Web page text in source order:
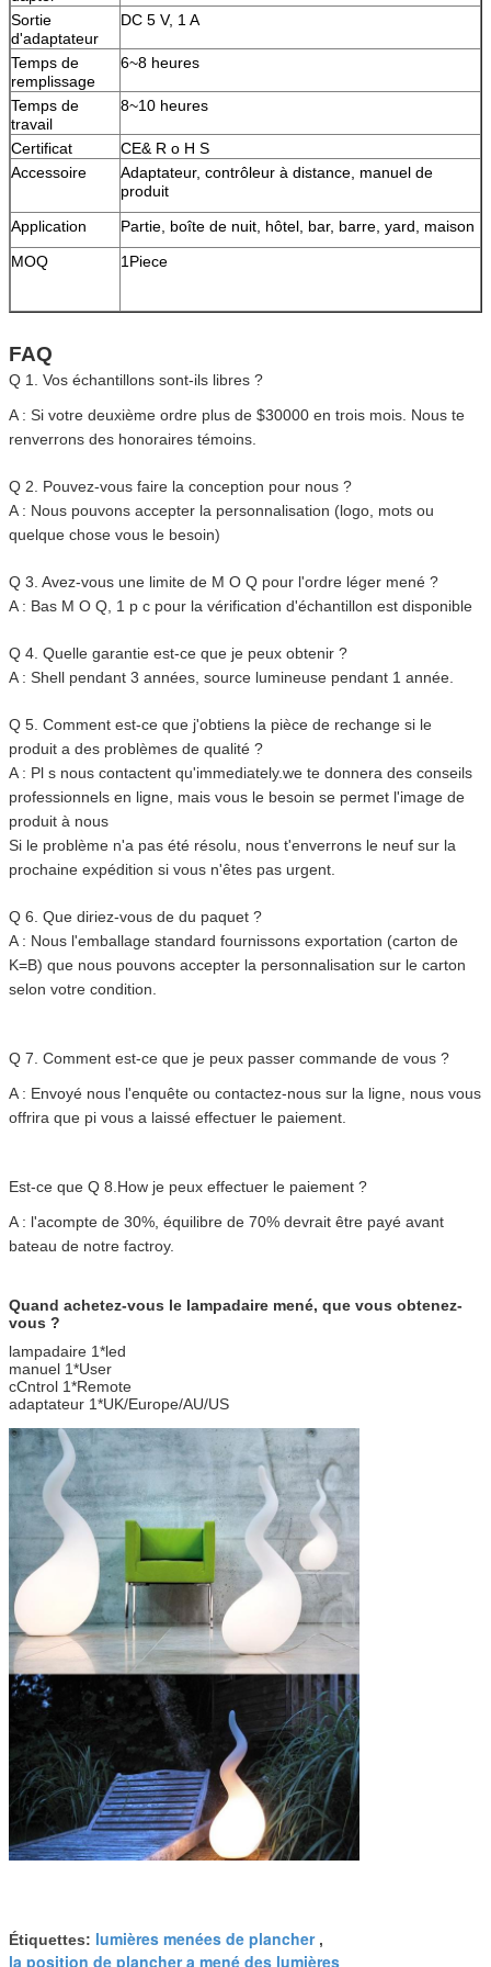
Sortie
d'adaptateur
DC 5 V, 1 A
Temps de
remplissage
6~8 heures
Temps de
travail
8~10 heures
Certificat
CE& R o H S
Accessoire
Adaptateur, contrôleur à distance, manuel de
produit
Application
Partie, boîte de nuit, hôtel, bar, barre, yard, maison
MOQ
1Piece
FAQ
Q 1. Vos échantillons sont-ils libres ?
A : Si votre deuxième ordre plus de $30000 en trois mois. Nous te
renverrons des honoraires témoins.
Q 2. Pouvez-vous faire la conception pour nous ?
A : Nous pouvons accepter la personnalisation (logo, mots ou
quelque chose vous le besoin)
Q 3. Avez-vous une limite de M O Q pour l'ordre léger mené ?
A : Bas M O Q, 1 p c pour la vérification d'échantillon est disponible
Q 4. Quelle garantie est-ce que je peux obtenir ?
A : Shell pendant 3 années, source lumineuse pendant 1 année.
Q 5. Comment est-ce que j'obtiens la pièce de rechange si le
produit a des problèmes de qualité ?
A : Pl s nous contactent qu'immediately.we te donnera des conseils
professionnels en ligne, mais vous le besoin se permet l'image de
produit à nous
Si le problème n'a pas été résolu, nous t'enverrons le neuf sur la
prochaine expédition si vous n'êtes pas urgent.
Q 6. Que diriez-vous de du paquet ?
A : Nous l'emballage standard fournissons exportation (carton de
K=B) que nous pouvons accepter la personnalisation sur le carton
selon votre condition.
Q 7. Comment est-ce que je peux passer commande de vous ?
A : Envoyé nous l'enquête ou contactez-nous sur la ligne, nous vous
offrira que pi vous a laissé effectuer le paiement.
Est-ce que Q 8.How je peux effectuer le paiement ?
A : l'acompte de 30%, équilibre de 70% devrait être payé avant
bateau de notre factroy.
Quand achetez-vous le lampadaire mené, que vous obtenez-
vous ?
lampadaire 1*led
manuel 1*User
cCntrol 1*Remote
adaptateur 1*UK/Europe/AU/US
Étiquettes: lumières menées de plancher,
la position de plancher a mené des lumières